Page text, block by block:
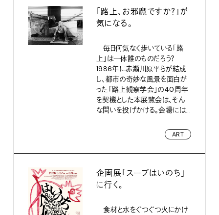
「路上、お邪魔ですか？」が
気になる。
毎日何気なく歩いている「路
上」は一体誰のものだろう？
1986年に赤瀬川原平らが結成
し、都市の奇妙な風景を面白が
った「路上観察学会」の40周年
を契機とした本展覧会は、そん
な問いを投げかける。会場には...
ART
企画展「スープはいのち」
に行く。
食材と水をぐつぐつ火にかけ